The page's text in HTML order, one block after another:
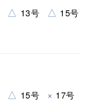
△ 13号 △ 15号
△ 15号 × 17号